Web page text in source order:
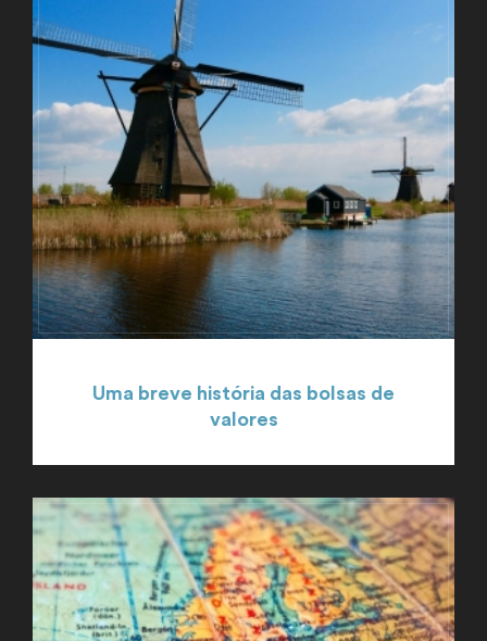
Uma breve história das bolsas de
valores